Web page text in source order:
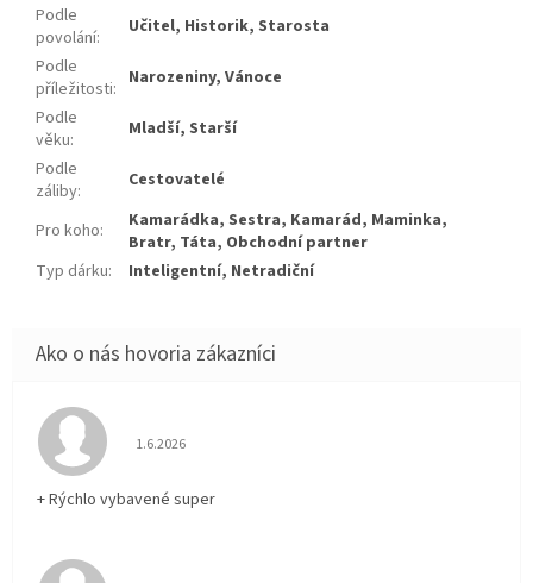
Podle
povolání:
Učitel, Historik, Starosta
Podle
příležitosti: Narozeniny, Vánoce
Podle
věku:
Mladší, Starší
Podle
záliby: Cestovatelé
Pro koho:
Kamarádka, Sestra, Kamarád, Maminka,
Bratr, Táta, Obchodní partner
Typ dárku: Inteligentní, Netradiční
Hodnotenie obchodu je 5 z 5 hviezdičiek.
1.6.2026
+ Rýchlo vybavené super